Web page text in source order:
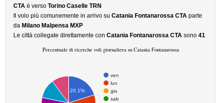
CTA è versoTorino Caselle TRN
Il volo più comunemente in arrivo suCatania Fontanarossa CTA parte
da Milano Malpensa MXP
Le città collegate direttamente conCatania Fontanarossa CTA sono41
Percentuale di ricerche voli giornaliera su Catania Fontanarossa
ven
lun
gio
sab
20.1%